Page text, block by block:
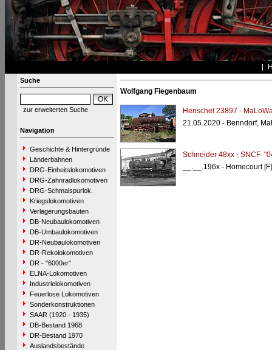
Suche
zur erweiterten Suche
Navigation
Geschichte & Hintergründe
Länderbahnen
DRG-Einheitslokomotiven
DRG-Zahnradlokomotiven
DRG-Schmalspurlok.
Kriegslokomotiven
Verlagerungsbauten
DB-Neubaulokomotiven
DB-Umbaulokomotiven
DR-Neubaulokomotiven
DR-Rekolokomotiven
DR - "6000er"
ELNA-Lokomotiven
Industrielokomotiven
Feuerlose Lokomotiven
Sonderkonstruktionen
SAAR (1920 - 1935)
DB-Bestand 1968
DR-Bestand 1970
Auslandsbestände
Wolfgang Fiegenbaum
Henschel 23897 -
21.05.2020 - Benndorf,
Schneider 48xx - SNCF
__.__.196x - Homecourt [F]